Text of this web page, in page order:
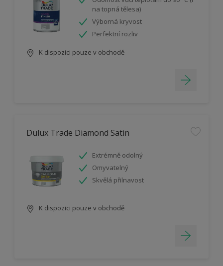
na topná tělesa)
Výborná kryvost
Perfektní rozliv
K dispozici pouze v obchodě
Dulux Trade Diamond Satin
Extrémně odolný
Omyvatelný
Skvělá přilnavost
K dispozici pouze v obchodě